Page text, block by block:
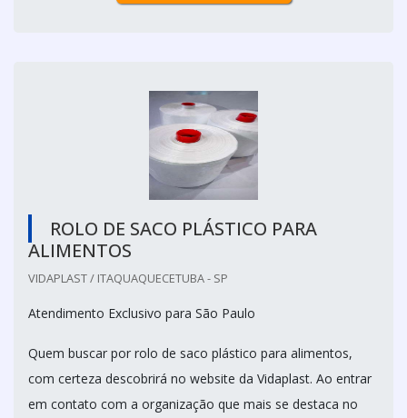
ROLO DE SACO PLÁSTICO PARA
ALIMENTOS
VIDAPLAST / ITAQUAQUECETUBA - SP
Atendimento Exclusivo para São Paulo
Quem buscar por rolo de saco plástico para alimentos,
com certeza descobrirá no website da Vidaplast. Ao entrar
em contato com a organização que mais se destaca no